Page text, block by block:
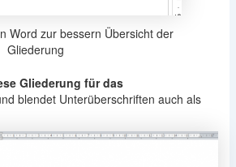
Word zur bessern Übersicht der
Gliederung
Gliederung für das
blendet Unterüberschriften auch als